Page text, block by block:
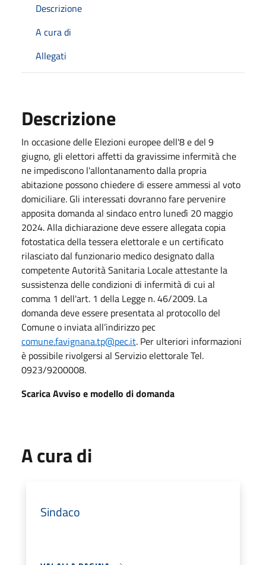
Descrizione
A cura di
Allegati
Descrizione
In occasione delle Elezioni europee dell'8 e del 9
giugno, gli elettori affetti da gravissime infermità che
ne impediscono l'allontanamento dalla propria
abitazione possono chiedere di essere ammessi al voto
domiciliare. Gli interessati dovranno fare pervenire
apposita domanda al sindaco entro lunedì 20 maggio
2024. Alla dichiarazione deve essere allegata copia
fotostatica della tessera elettorale e un certificato
rilasciato dal funzionario medico designato dalla
competente Autorità Sanitaria Locale attestante la
sussistenza delle condizioni di infermità di cui al
comma 1 dell'art. 1 della Legge n. 46/2009. La
domanda deve essere presentata al protocollo del
Comune o inviata all’indirizzo pec
comune.favignana.tp@pec.it. Per ulteriori informazioni
è possibile rivolgersi al Servizio elettorale Tel.
0923/9200008.
Scarica Avviso e modello di domanda
A cura di
Sindaco